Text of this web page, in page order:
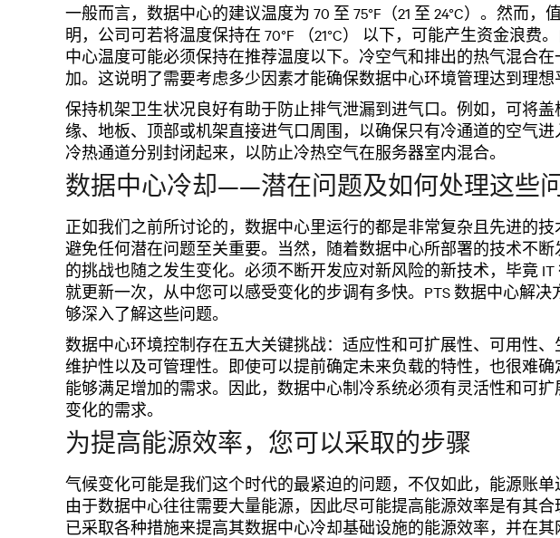
一般而言，数据中心的建议温度为 70 至 75°F（21 至 24°C）。然而
明，公司可若将温度保持在 70°F （21°C） 以下，可能产生资金浪费
中心温度可能必须保持在推荐温度以下。冷空气和排出的热气混合
加。这说明了需要考虑多少因素才能确保数据中心环境管理达到理想
保持机架卫生状况良好有助于防止排气泄漏到进气口。例如，可将
缘、地板、顶部或机架直接进气口周围，以确保只有冷通道的空气
冷热通道分别封闭起来，以防止冷热空气在服务器室内混合。
数据中心冷却——潜在问题及如何处理这些
正如我们之前所讨论的，数据中心里运行的都是非常复杂且先进的技
避免任何潜在问题至关重要。当然，随着数据中心所部署的技术不
的挑战也随之发生变化。必须不断开发应对新风险的新技术，毕竟
就更新一次，从中您可以感受变化的步调有多快。PTS 数据中心解
够深入了解这些问题。
数据中心环境控制存在五大关键挑战：适应性和可扩展性、可用性
维护性以及可管理性。即使可以提前确定未来负载的特性，也很难
能够满足增加的需求。因此，数据中心制冷系统必须有灵活性和可
变化的需求。
为提高能源效率，您可以采取的步骤
气候变化可能是我们这个时代的最紧迫的问题，不仅如此，能源账
由于数据中心往往需要大量能源，因此尽可能提高能源效率是有其合
已采取各种措施来提高其数据中心冷却基础设施的能源效率，并在